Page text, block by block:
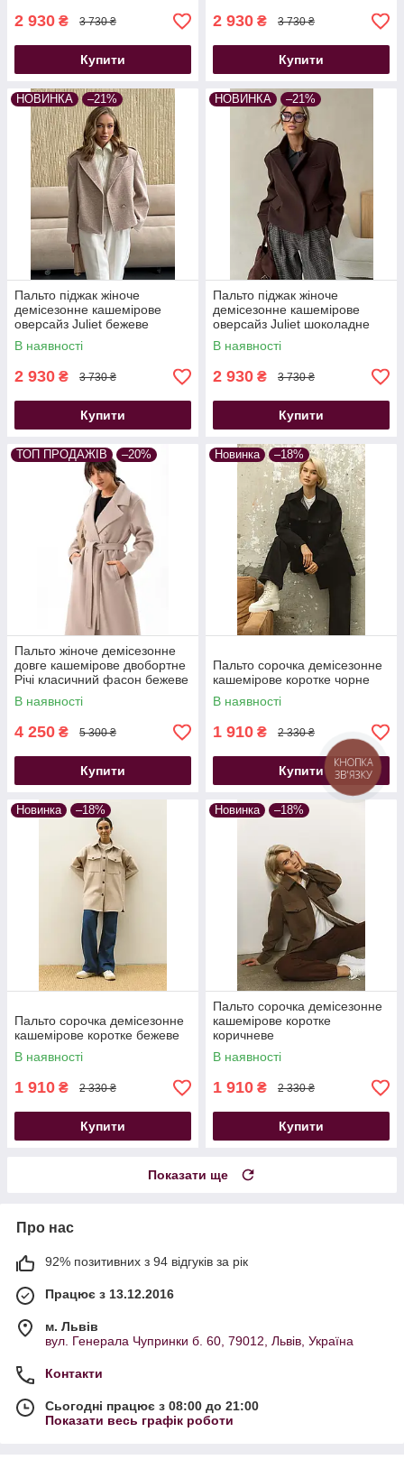
2 930 ₴ 3 730 ₴
Купити
2 930 ₴ 3 730 ₴
Купити
НОВИНКА –21%
Пальто піджак жіноче
демісезонне кашемірове
оверсайз Juliet бежеве
В наявності
2 930 ₴ 3 730 ₴
Купити
НОВИНКА –21%
Пальто піджак жіноче
демісезонне кашемірове
оверсайз Juliet шоколадне
В наявності
2 930 ₴ 3 730 ₴
Купити
ТОП ПРОДАЖІВ –20%
Пальто жіноче демісезонне
довге кашемірове двобортне
Річі класичний фасон бежеве
В наявності
4 250 ₴ 5 300 ₴
Купити
Новинка –18%
Пальто сорочка демісезонне
кашемірове коротке чорне
В наявності
1 910 ₴ 2 330 ₴
Купити
Новинка –18%
Пальто сорочка демісезонне
кашемірове коротке бежеве
В наявності
1 910 ₴ 2 330 ₴
Купити
Новинка –18%
Пальто сорочка демісезонне
кашемірове коротке
коричневе
В наявності
1 910 ₴ 2 330 ₴
Купити
Показати ще
Про нас
92% позитивних з 94 відгуків за рік
Працює з 13.12.2016
м. Львів
вул. Генерала Чупринки б. 60, 79012, Львів, Україна
Контакти
Сьогодні працює з 08:00 до 21:00
Показати весь графік роботи
КНОПКА
ЗВ'ЯЗКУ